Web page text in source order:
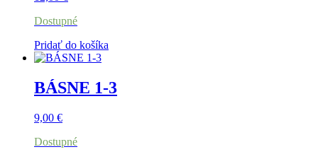
Dostupné
Pridať do košíka
BÁSNE 1-3
9,00 €
Dostupné